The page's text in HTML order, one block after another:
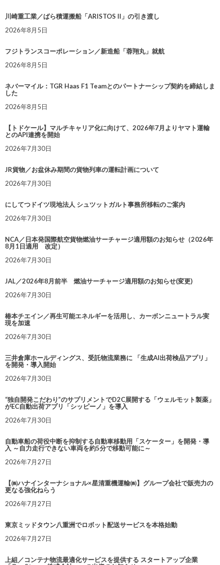
川崎重工業／ばら積運搬船「ARISTOS II」の引き渡し
2026年8月5日
フジトランスコーポレーション／新造船「蓉翔丸」就航
2026年8月5日
ネバーマイル：TGR Haas F1 Teamとのパートナーシップ契約を締結しま
した
2026年8月5日
【トドケール】マルチキャリア化に向けて、2026年7月よりヤマト運輸
とのAPI連携を開始
2026年7月30日
JR貨物／お盆休み期間の貨物列車の運転計画について
2026年7月30日
にしてつドイツ現地法人 シュツットガルト事務所移転のご案内
2026年7月30日
NCA／日本発国際航空貨物燃油サーチャージ適用額のお知らせ（2026年
8月1日適用 改定）
2026年7月30日
JAL／2026年8月前半 燃油サーチャージ適用額のお知らせ(変更)
2026年7月30日
椿本チエイン／再生可能エネルギーを活用し、カーボンニュートラル実
現を加速
2026年7月30日
三井倉庫ホールディングス、受託物流業務に 「生成AI出荷検品アプリ」
を開発・導入開始
2026年7月30日
“独自開発こだわり”のサプリメントでD2C展開する「ウェルモット製薬」
がEC自動出荷アプリ「シッピーノ」を導入
2026年7月30日
自動車船の荷役中断を抑制する自動車移動用「スケーター」を開発・導
入 ～自力走行できない車両を約5分で移動可能に～
2026年7月27日
【㈱ハナインターナショナル×星清重機運輸㈱】グループ会社で販売力の
更なる強化ねらう
2026年7月27日
東京ミッドタウン八重洲でロボット配送サービスを本格始動
2026年7月27日
上組／コンテナ物流最適化サービスを提供する スタートアップ企業